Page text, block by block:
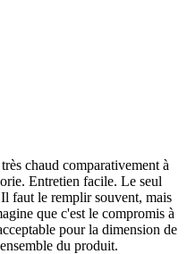
chaud comparativement à
Entretien facile. Le seul
faut le remplir souvent, mais
que c'est le compromis à
pour la dimension de
du produit.